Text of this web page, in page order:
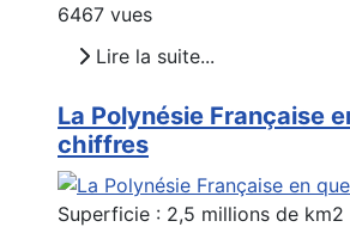
6467 vues
Lire la suite...
La Polynésie Française
chiffres
Superficie : 2,5 millions de